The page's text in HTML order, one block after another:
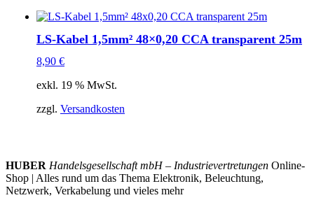
LS-Kabel 1,5mm² 48×0,20 CCA transparent 25m
8,90 €
exkl. 19 % MwSt.
zzgl. Versandkosten
HUBER Handelsgesellschaft mbH – Industrievertretungen Online-
Shop | Alles rund um das Thema Elektronik, Beleuchtung,
Netzwerk, Verkabelung und vieles mehr